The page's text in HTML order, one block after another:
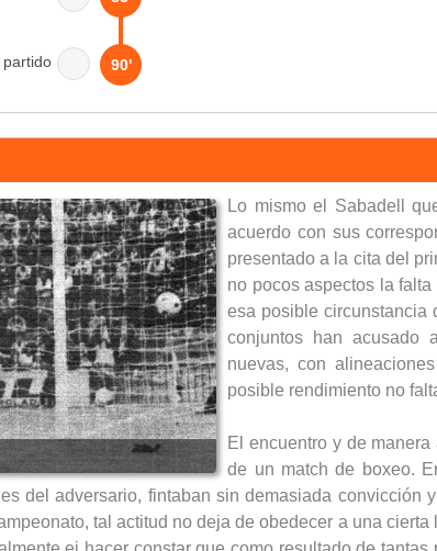
partido 90'
Lo mismo el Sabadell
acuerdo con sus
presentado a la cita del
no pocos aspectos la
esa posible circunstancia
conjuntos han acusado
nuevas, con
posible rendimiento no
El encuentro y de
de un match de boxeo.
del adversario, fintaban sin demasiada
tal actitud no deja de obedecer a una